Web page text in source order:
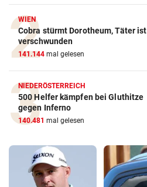
WIEN
Cobra stürmt Dorotheum, Täter ist
verschwunden
141.144 mal gelesen
NIEDERÖSTERREICH
500 Helfer kämpfen bei Gluthitze
gegen Inferno
140.481 mal gelesen